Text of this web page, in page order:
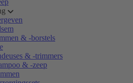
& -borstels
& -trimmers
& -zeep